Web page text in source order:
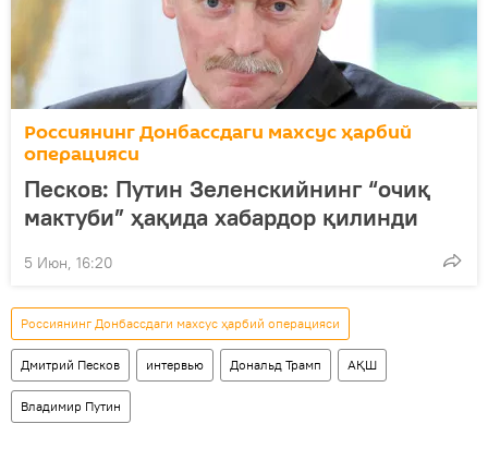
Россиянинг Донбассдаги махсус ҳарбий
операцияси
Песков: Путин Зеленскийнинг “очиқ
мактуби” ҳақида хабардор қилинди
5 Июн, 16:20
Россиянинг Донбассдаги махсус ҳарбий операцияси
Дмитрий Песков интервью Дональд Трамп АҚШ
Владимир Путин